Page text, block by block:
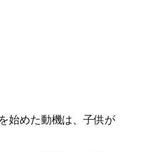
始めた動機は、子供が